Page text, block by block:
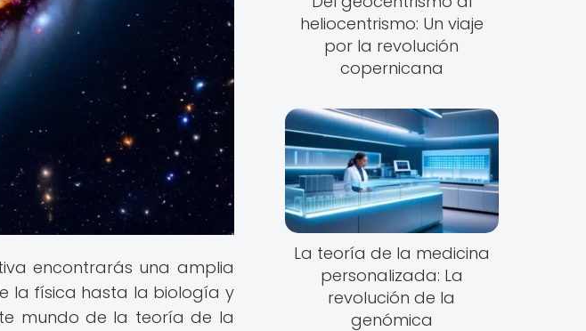
encontrarás una amplia
la física hasta la biología y
mundo de la teoría de la
heliocentrismo: Un viaje
por la revolución
copernicana
La teoría de la medicina
personalizada: La
revolución de la
genómica